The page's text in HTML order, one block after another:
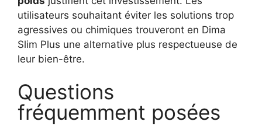
utilisateurs souhaitant éviter les solutions trop
agressives ou chimiques trouveront en Dima
Slim Plus une alternative plus respectueuse de
leur bien-être.
Questions
fréquemment posées